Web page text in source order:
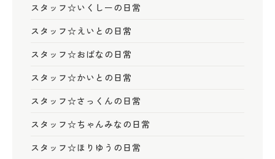
スタッフ☆いくしーの日常
スタッフ☆えいとの日常
スタッフ☆おばなの日常
スタッフ☆かいとの日常
スタッフ☆さっくんの日常
スタッフ☆ちゃんみなの日常
スタッフ☆ほりゆうの日常